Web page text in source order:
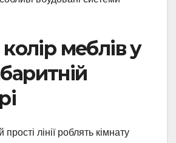
меблів у
прості лінії роблять кімнату